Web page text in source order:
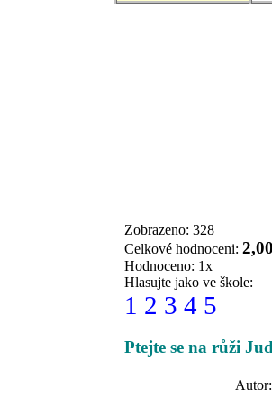
Zobrazeno: 328
Celkové hodnoceni: 2,00
Hodnoceno: 1x
Hlasujte jako ve škole:
1 2 3 4 5
Ptejte se na růži
Autor: